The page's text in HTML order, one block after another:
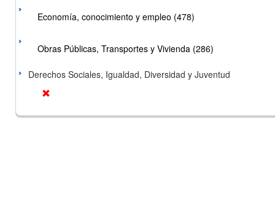
Economía, conocimiento y empleo (478)
Obras Públicas, Transportes y Vivienda (286)
Derechos Sociales, Igualdad, Diversidad y Juventud